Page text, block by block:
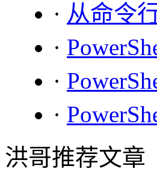
· 从命令
·
·
·
洪哥推荐文章